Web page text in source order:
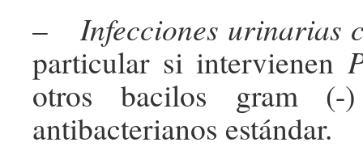
–Infecciones urinarias
particular si intervienen
otros bacilos gram (-
antibacterianos estándar.